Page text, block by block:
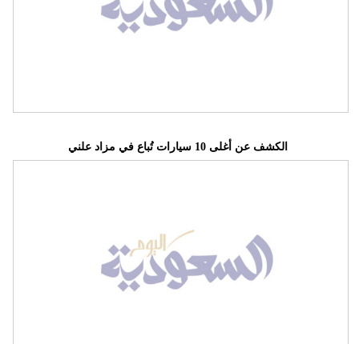
الكشف عن أغلى 10 سيارات تُباع في مزاد علني